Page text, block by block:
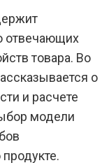
отвечающих
товара. Во
о
и расчете
модели